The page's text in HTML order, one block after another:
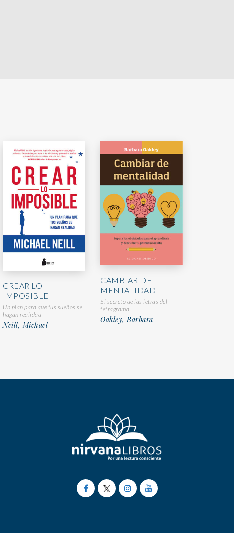
CREAR LO
IMPOSIBLE
Un plan para que tus sueños se
hagan realidad
Neill, Michael
CAMBIAR DE
MENTALIDAD
El secreto de las letras del
tetragrama
Oakley, Barbara